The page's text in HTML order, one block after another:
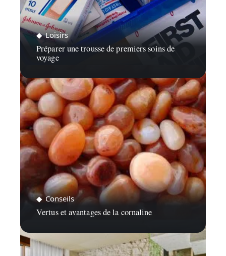
Loisirs
Préparer une trousse de premiers soins de
voyage
Conseils
Vertus et avantages de la cornaline